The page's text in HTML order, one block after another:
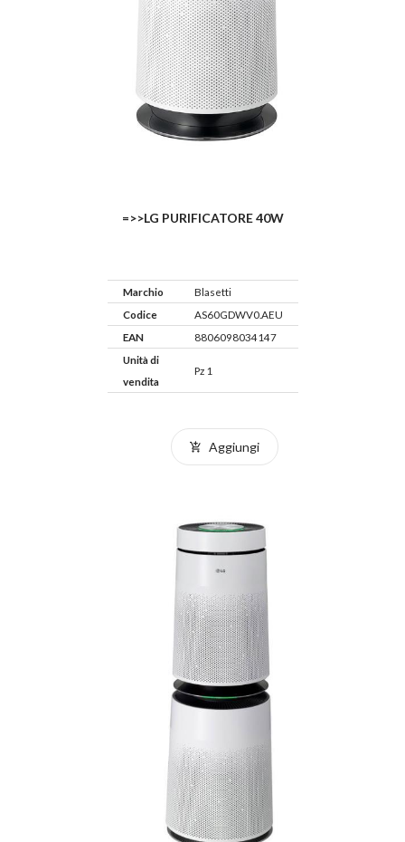
=>>LG PURIFICATORE 40W
Marchio
Blasetti
Codice
AS60GDWV0.AEU
EAN
8806098034147
Unità di
vendita
Pz 1
Aggiungi